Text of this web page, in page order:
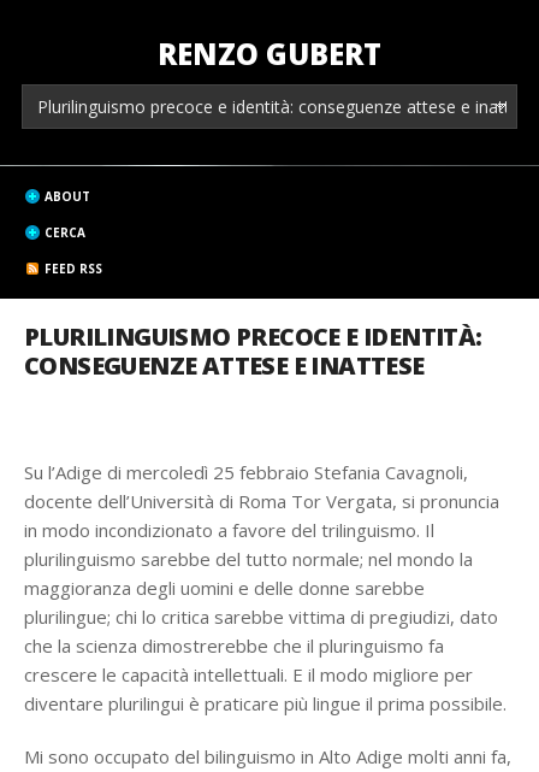
RENZO GUBERT
ABOUT
CERCA
FEED RSS
PLURILINGUISMO PRECOCE E IDENTITÀ:
CONSEGUENZE ATTESE E INATTESE
Su l’Adige di mercoledì 25 febbraio Stefania Cavagnoli,
docente dell’Università di Roma Tor Vergata, si pronuncia
in modo incondizionato a favore del trilinguismo. Il
plurilinguismo sarebbe del tutto normale; nel mondo la
maggioranza degli uomini e delle donne sarebbe
plurilingue; chi lo critica sarebbe vittima di pregiudizi, dato
che la scienza dimostrerebbe che il pluringuismo fa
crescere le capacità intellettuali. E il modo migliore per
diventare plurilingui è praticare più lingue il prima possibile.
Mi sono occupato del bilinguismo in Alto Adige molti anni fa,